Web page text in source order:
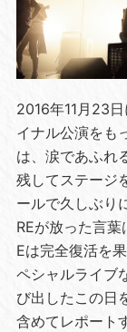
2016年11月23
イナル公演をも
は、涙であふれ
残してステージ
ールで久しぶり
REが放った言
Eは完全復活を
ペシャルライブ
び出したこの日
含めてレポート